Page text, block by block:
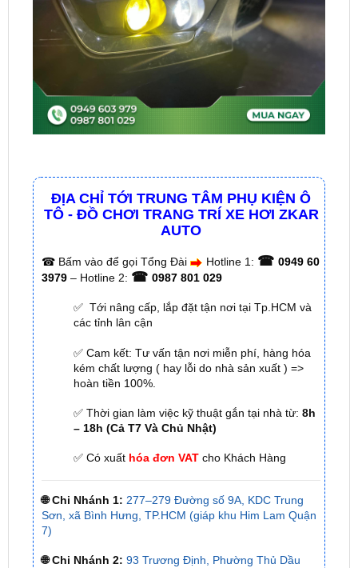
ĐỊA CHỈ TỚI TRUNG TÂM PHỤ KIỆN Ô
TÔ - ĐỒ CHƠI TRANG TRÍ XE HƠI ZKAR
AUTO
☎Bấm vào để gọi Tổng Đài Hotline 1: ☎ 0949 60
3979 – Hotline 2: ☎ 0987 801 029
✅ Tới nâng cấp, lắp đặt tận nơi tại Tp.HCM và
các tỉnh lân cận
✅ Cam kết: Tư vấn tận nơi miễn phí, hàng hóa
kém chất lượng ( hay lỗi do nhà sản xuất ) =>
hoàn tiền 100%.
✅ Thời gian làm việc kỹ thuật gắn tại nhà từ: 8h
– 18h (Cả T7 Và Chủ Nhật)
✅ Có xuất hóa đơn VATcho Khách Hàng
🌐 Chi Nhánh 1: 277–279 Đường số 9A, KDC Trung
Sơn, xã Bình Hưng, TP.HCM (giáp khu Him Lam Quận
7)
🌐 Chi Nhánh 2: 93 Trương Định, Phường Thủ Dầu